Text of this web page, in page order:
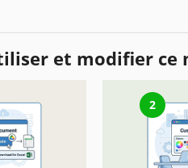
et modifier ce
2